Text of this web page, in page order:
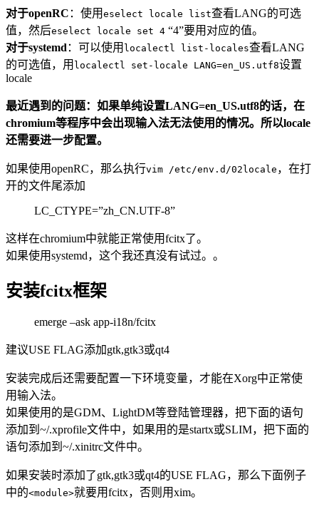
对于openRC ：使用 eselect locale list查看LANG的可选
值，然后eselect locale set 4 “4”要用对应的值。
对于systemd ：可以使用 localectl list-locales查看LANG
的可选值，用 localectl set-locale LANG=en_US.utf8设置
locale
最近遇到的问题：如果单纯设置LANG=en_US.utf8的话，在
chromium等程序中会出现输入法无法使用的情况。所以locale
还需要进一步配置。
如果使用openRC，那么执行vim /etc/env.d/02locale ，在打
开的文件尾添加
LC_CTYPE=”zh_CN.UTF-8”
这样在chromium中就能正常使用fcitx了。
如果使用systemd，这个我还真没有试过。。
安装fcitx框架
emerge –ask app-i18n/fcitx
建议USE FLAG添加gtk,gtk3或qt4
安装完成后还需要配置一下环境变量，才能在Xorg中正常使
用输入法。
如果使用的是GDM、LightDM等登陆管理器，把下面的语句
添加到~/.xprofile文件中，如果用的是startx或SLIM，把下面的
语句添加到~/.xinitrc文件中。
如果安装时添加了gtk,gtk3或qt4的USE FLAG，那么下面例子
中的<module>就要用fcitx，否则用xim。